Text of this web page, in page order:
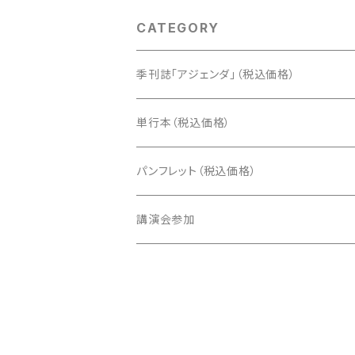
CATEGORY
季刊誌「アジェンダ」（税込価格）
単行本（税込価格）
パンフレット（税込価格）
講演会参加